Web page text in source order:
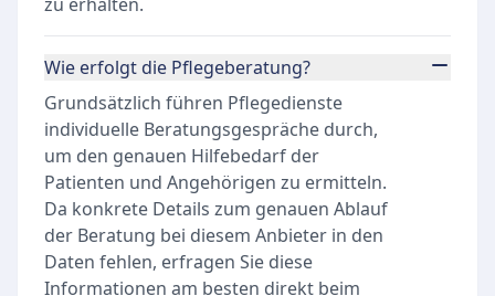
Wie erfolgt die Pflegeberatung?
Grundsätzlich führen Pflegedienste
individuelle Beratungsgespräche durch,
um den genauen Hilfebedarf der
Patienten und Angehörigen zu ermitteln.
Da konkrete Details zum genauen Ablauf
der Beratung bei diesem Anbieter in den
Daten fehlen, erfragen Sie diese
Informationen am besten direkt beim